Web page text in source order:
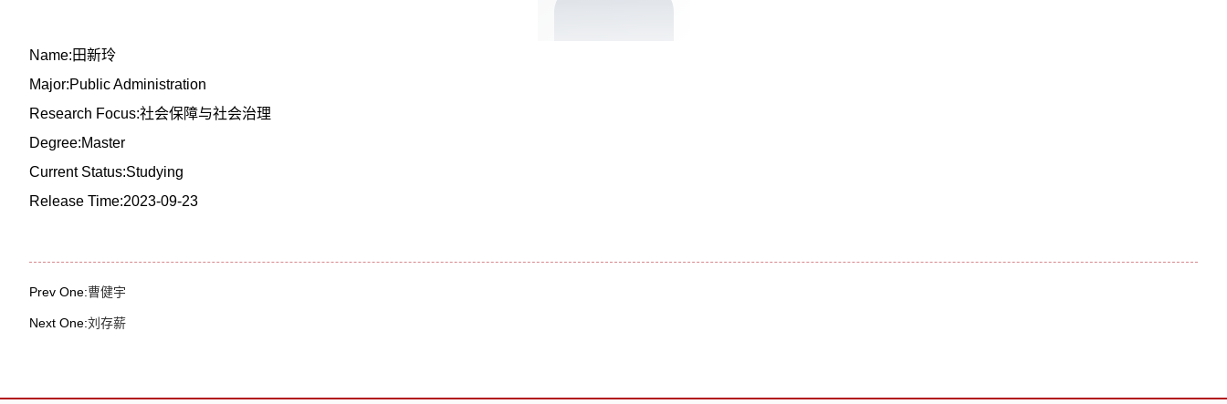
Name:田新玲
Major:Public Administration
Research Focus:社会保障与社会治理
Degree:Master
Current Status:Studying
Release Time:2023-09-23
Prev One:曹健宇
Next One:刘存薪